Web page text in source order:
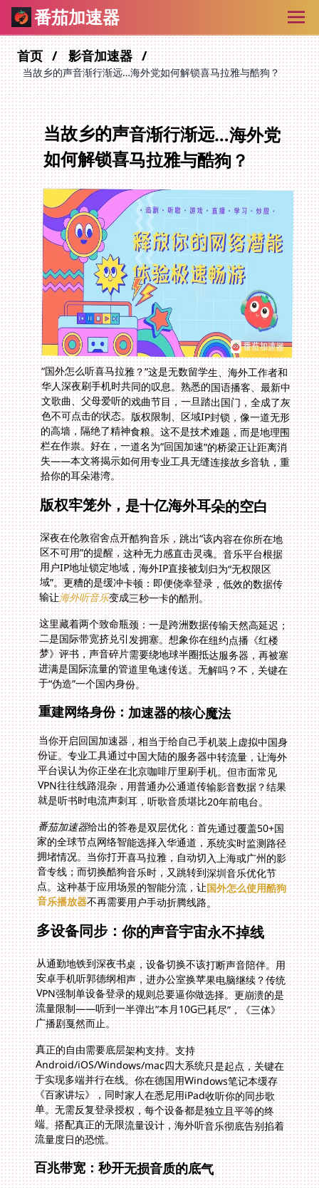
番茄加速器
首页 影音加速器
当故乡的声音渐行渐远…海外党如何解锁喜马拉雅与酷狗？
当故乡的声音渐行渐远…海外党
如何解锁喜马拉雅与酷狗？
“国外怎么听喜马拉雅？”这是无数留学生、海外工作者和
华人深夜刷手机时共同的叹息。熟悉的国语播客、最新中
文歌曲、父母爱听的戏曲节目，一旦踏出国门，全成了灰
色不可点击的状态。版权限制、区域IP封锁，像一道无形
的高墙，隔绝了精神食粮。这不是技术难题，而是地理围
栏在作祟。好在，一道名为“回国加速”的桥梁正让距离消
失——本文将揭示如何用专业工具无缝连接故乡音轨，重
拾你的耳朵港湾。
版权牢笼外，是十亿海外耳朵的空白
深夜在伦敦宿舍点开酷狗音乐，跳出“该内容在你所在地
区不可用”的提醒，这种无力感直击灵魂。音乐平台根据
用户IP地址锁定地域，海外IP直接被划归为“无权限区
域”。更糟的是缓冲卡顿：即便侥幸登录，低效的数据传
输让海外听音乐变成三秒一卡的酷刑。
这里藏着两个致命瓶颈：一是跨洲数据传输天然高延迟；
二是国际带宽挤兑引发拥塞。想象你在纽约点播《红楼
梦》评书，声音碎片需要绕地球半圈抵达服务器，再被塞
进满是国际流量的管道里龟速传送。无解吗？不，关键在
于“伪造”一个国内身份。
重建网络身份：加速器的核心魔法
当你开启回国加速器，相当于给自己手机装上虚拟中国身
份证。专业工具通过中国大陆的服务器中转流量，让海外
平台误认为你正坐在北京咖啡厅里刷手机。但市面常见
VPN往往线路混杂，用普通办公通道传输影音数据？结果
就是听书时电流声刺耳，听歌音质堪比20年前电台。
番茄加速器给出的答卷是双层优化：首先通过覆盖50+国
家的全球节点网络智能选择入华通道，系统实时监测路径
拥堵情况。当你打开喜马拉雅，自动切入上海或广州的影
音专线；而切换酷狗音乐时，又跳转到深圳音乐优化节
点。这种基于应用场景的智能分流，让国外怎么使用酷狗
音乐播放器不再需要用户手动折腾线路。
多设备同步：你的声音宇宙永不掉线
从通勤地铁到深夜书桌，设备切换不该打断声音陪伴。用
安卓手机听郭德纲相声，进办公室换苹果电脑继续？传统
VPN强制单设备登录的规则总要逼你做选择。更崩溃的是
流量限制——听到一半弹出“本月10G已耗尽”，《三体》
广播剧戛然而止。
真正的自由需要底层架构支持。支持
Android/iOS/Windows/mac四大系统只是起点，关键在
于实现多端并行在线。你在德国用Windows笔记本缓存
《百家讲坛》，同时家人在悉尼用iPad收听你的同步歌
单。无需反复登录授权，每个设备都是独立且平等的终
端。搭配真正的无限流量设计，海外听音乐彻底告别掐着
流量度日的恐慌。
百兆带宽：秒开无损音质的底气